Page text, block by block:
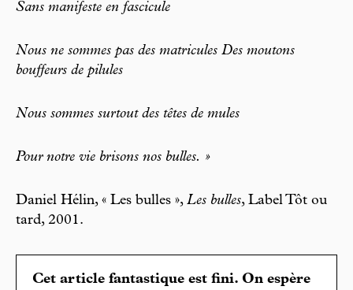
Sans manifeste en fascicule
Nous ne sommes pas des matricules Des moutons
bouffeurs de pilules
Nous sommes surtout des têtes de mules
Pour notre vie brisons nos bulles. »
Daniel Hélin, « Les bulles », Les bulles, Label Tôt ou
tard, 2001.
Cet article fantastique est fini. On espère